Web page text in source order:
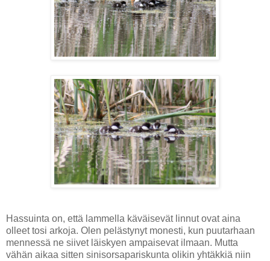
Hassuinta on, että lammella käväisevät linnut ovat aina
olleet tosi arkoja. Olen pelästynyt monesti, kun puutarhaan
mennessä ne siivet läiskyen ampaisevat ilmaan. Mutta
vähän aikaa sitten sinisorsapariskunta olikin yhtäkkiä niin